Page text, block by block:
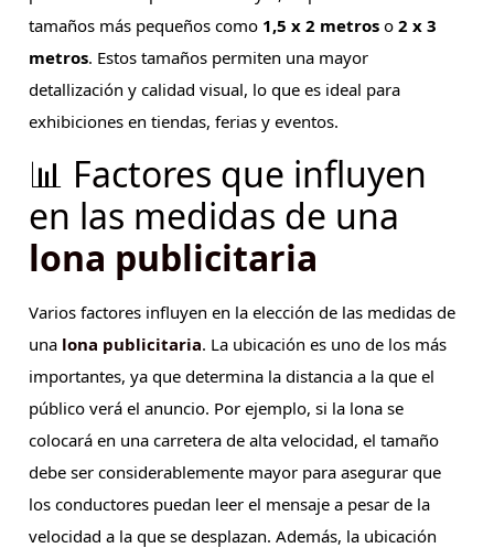
tamaños más pequeños como 1,5 x 2 metros o 2 x 3
metros. Estos tamaños permiten una mayor
detallización y calidad visual, lo que es ideal para
exhibiciones en tiendas, ferias y eventos.
📊 Factores que influyen
en las medidas de una
lona publicitaria
Varios factores influyen en la elección de las medidas de
una lona publicitaria. La ubicación es uno de los más
importantes, ya que determina la distancia a la que el
público verá el anuncio. Por ejemplo, si la lona se
colocará en una carretera de alta velocidad, el tamaño
debe ser considerablemente mayor para asegurar que
los conductores puedan leer el mensaje a pesar de la
velocidad a la que se desplazan. Además, la ubicación